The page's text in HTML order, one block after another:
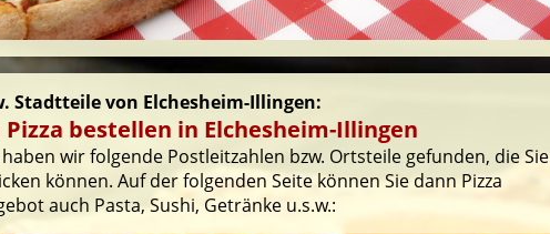
Stadtteile von Elchesheim-Illingen:
bestellen in Elchesheim-Illingen
haben wir folgende Postleitzahlen bzw. Ortsteile gefunden, die Sie
können. Auf der folgenden Seite können Sie dann Pizza
auch Pasta, Sushi, Getränke u.s.w.: